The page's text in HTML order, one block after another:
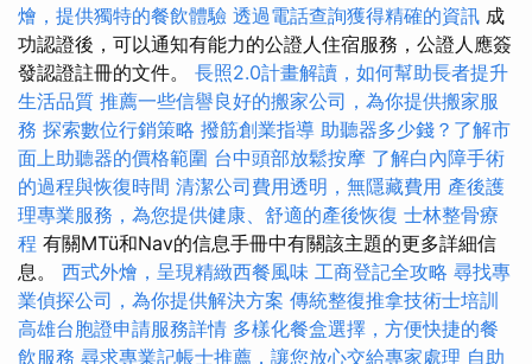
燴，提供獨特的餐飲體驗 透過電話查詢獲得精確的資訊 成
功認證後，可以通知有能力的公證人住宿服務，公證人應簽
發認證註冊的文件。 長照2.0計畫解讀，如何幫助長者提升
生活品質 推薦一些信譽良好的搬家公司，為你提供搬家服
務 探索數位行銷策略 撥筋創業指導 助聽器多少錢？了解市
面上助聽器的價格範圍 台中頭部放鬆按摩 了解白內障手術
的過程與恢復時間 清潔公司費用透明，無隱藏費用 產後護
理專業服務，為您提供健康、舒適的產後恢復 士林整骨療
程 有關MTü和Nav的信息手冊中有關該主題的更多詳細信
息。 西式外燴，呈現精緻西餐風味 工商登記全攻略 尋找專
業偵探公司，為你提供解決方案 傳統整復推拿技術士培訓
高雄台胞證申請服務詳情 多樣化餐盒選擇，方便快捷的餐
飲服務 尋求專業記帳士推薦，讓您放心交給專家處理 自助